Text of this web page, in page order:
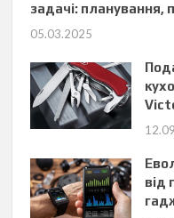
задачі: планування,
05.03.2025
від